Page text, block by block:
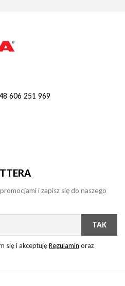
606 251 969
i zapisz się do naszego
się i akceptujęRegulamin oraz